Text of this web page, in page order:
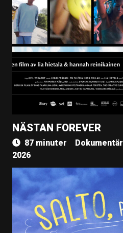
NÄSTAN FOREVER
87 minuter Dokumentär
2026